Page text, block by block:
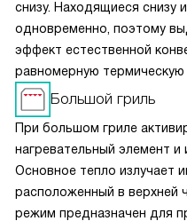
снизу. Находящиеся снизу
одновременно, поэтому
эффект естественной
равномерную
Большой гриль
При большом гриле
нагревательный элемент и
Основное тепло излучает
расположенный в верхней
режим предназначен для